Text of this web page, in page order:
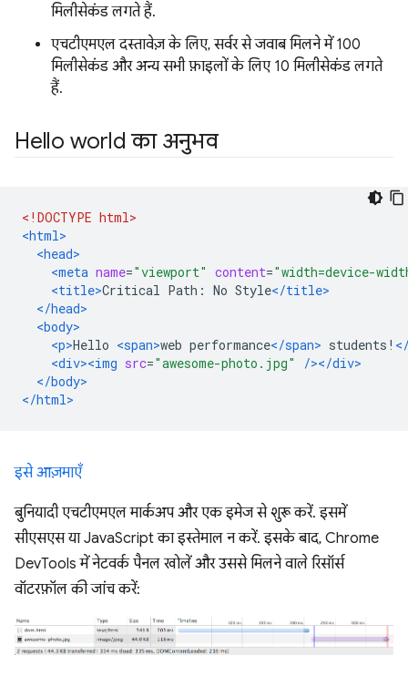
मिलीसेकंड लगते हैं.
एचटीएमएल दस्तावेज़ के लिए, सर्वर से जवाब मिलने में 100
मिलीसेकंड और अन्य सभी फ़ाइलों के लिए 10 मिलीसेकंड लगते
हैं.
Hello world का अनुभव
<!DOCTYPE html>
<html>
<head>
<meta name="viewport" content="width=device-
<title>Critical Path: No Style</title>
</head>
<body>
<p>Hello <span>web performance</span> students!
<div><img src="awesome-photo.jpg"
/></div>
</body>
</html>
इसे आज़माएँ
बुनियादी एचटीएमएल मार्कअप और एक इमेज से शुरू करें. इसमें
सीएसएस या JavaScript का इस्तेमाल न करें. इसके बाद, Chrome
DevTools में नेटवर्क पैनल खोलें और उससे मिलने वाले रिसॉर्स
वॉटरफ़ॉल की जांच करें: